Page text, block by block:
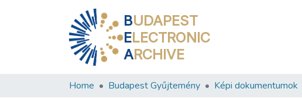
BUDAPEST
ELECTRONIC
ARCHIVE
Home Budapest Gyűjtemény Képi dokumentumok